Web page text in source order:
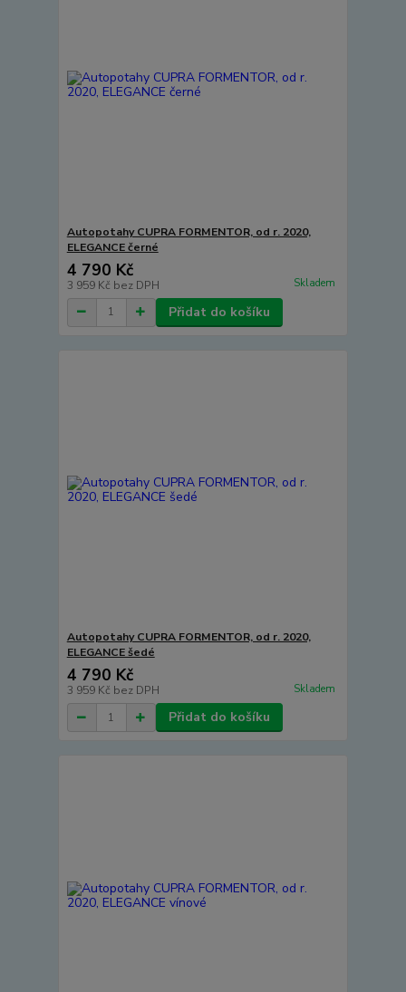
Autopotahy CUPRA FORMENTOR, od r. 2020,
ELEGANCE černé
4 790 Kč
3 959 Kč bez DPH Skladem
Přidat do košíku
Autopotahy CUPRA FORMENTOR, od r. 2020,
ELEGANCE šedé
4 790 Kč
3 959 Kč bez DPH Skladem
Přidat do košíku